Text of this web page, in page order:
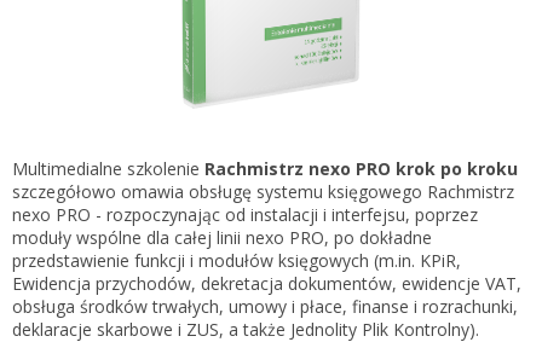
Gestor nexo PRO krok po kroku
KSeF w Subiekcie GT
KSeF w Subiekcie nexo/nexo PRO
KSeF w Rachmistrzu i Rewizorze GT
Portal Dokumentów z obsługą KSeF dla firm
Portal Dokumentów z obsługą KSeF dla biur
rachunkowych
Logowanie do Akademi InsERT
Login
Hasło
Multimedialne szkolenie Rachmistrz nexo PRO krok po kroku
szczegółowo omawia obsługę systemu księgowego Rachmistrz
nexo PRO - rozpoczynając od instalacji i interfejsu, poprzez
moduły wspólne dla całej linii nexo PRO, po dokładne
przedstawienie funkcji i modułów księgowych (m.in. KPiR,
Ewidencja przychodów, dekretacja dokumentów, ewidencje VAT,
obsługa środków trwałych, umowy i płace, finanse i rozrachunki,
deklaracje skarbowe i ZUS, a także Jednolity Plik Kontrolny).